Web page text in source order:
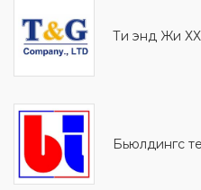
Ти энд Жи
Бьюлдингс